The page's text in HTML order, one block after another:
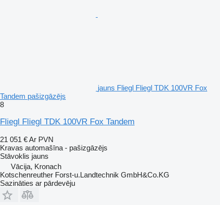
jauns Fliegl Fliegl TDK 100VR Fox
Tandem pašizgāzējs
8
Fliegl Fliegl TDK 100VR Fox Tandem
21 051 €Ar PVN
Kravas automašīna - pašizgāzējs
Stāvoklis jauns
Vācija, Kronach
Kotschenreuther Forst-u.Landtechnik GmbH&Co.KG
Sazināties ar pārdevēju